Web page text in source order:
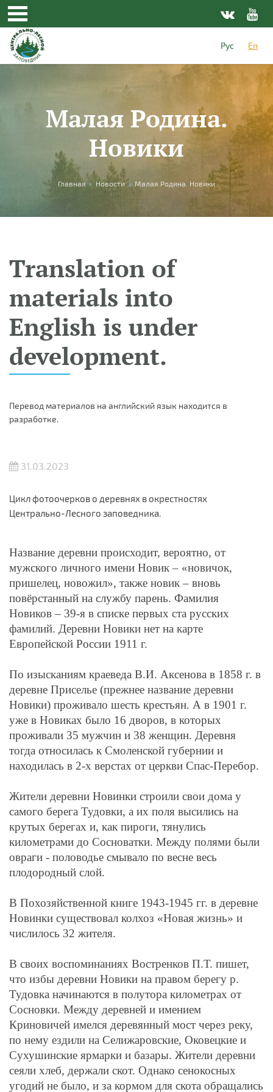
Skip to main content
Рус
En
Малая Родина.
Новики
You are here
Главная » Новости » Малая Родина. Новики
Translation of
materials into
English is under
development.
Перевод материалов на английский язык находится в
разработке.
31.03.2023
Цикл фотоочерков о деревнях в окрестностях
Центрально-Лесного заповедника.
Название деревни происходит, вероятно, от
мужского личного имени Новик – «новичок,
пришелец, новожил», также новик – вновь
повёрстанный на службу парень. Фамилия
Новиков – 39-я в списке первых ста русских
фамилий. Деревни Новики нет на карте
Европейской России 1911 г.
По изысканиям краеведа В.И. Аксенова в 1858 г. в
деревне Приселье (прежнее название деревни
Новики) проживало шесть крестьян. А в 1901 г.
уже в Новиках было 16 дворов, в которых
проживали 35 мужчин и 38 женщин. Деревня
тогда относилась к Смоленской губернии и
находилась в 2-х верстах от церкви Спас-Перебор.
Жители деревни Новинки строили свои дома у
самого берега Тудовки, а их поля высились на
крутых берегах и, как пироги, тянулись
километрами до Сосноватки. Между полями были
овраги - половодье смывало по весне весь
плодородный слой.
В Похозяйственной книге 1943-1945 гг. в деревне
Новинки существовал колхоз «Новая жизнь» и
числилось 32 жителя.
В своих воспоминаниях Востренков П.Т. пишет,
что избы деревни Новики на правом берегу р.
Тудовка начинаются в полутора километрах от
Сосновки. Между деревней и имением
Криновичей имелся деревянный мост через реку,
по нему ездили на Селижаровские, Оковецкие и
Сухушинские ярмарки и базары. Жители деревни
сеяли хлеб, держали скот. Однако сенокосных
угодий не было, и за кормом для скота обращались